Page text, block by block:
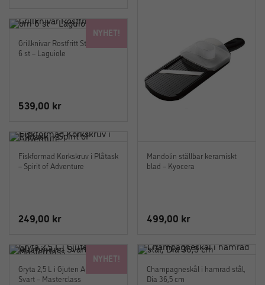
Mandolin ställbar keramiskt
blad – Kyocera
499,00 kr
NYHET!
Grillknivar Rostfritt Stål Set om
6 st – Laguiole
539,00 kr
Fiskformad Korkskruv i Plåtask
– Spirit of Adventure
249,00 kr
NYHET!
Gryta 2,5 L i Gjuten Aluminium
Svart – Masterclass
Champagneskål i hamrad stål,
Dia 36,5 cm